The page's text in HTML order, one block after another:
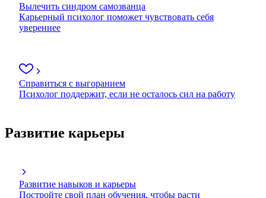
Вылечить синдром самозванца
Карьерный психолог поможет чувствовать себя
увереннее
Справиться с выгоранием
Психолог поддержит, если не осталось сил на работу
Развитие карьеры
Развитие навыков и карьеры
Постройте свой план обучения, чтобы расти